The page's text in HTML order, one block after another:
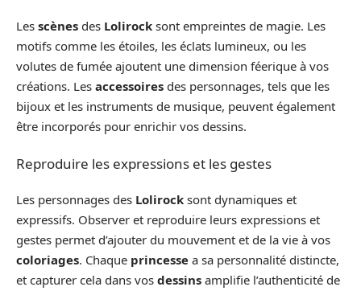
Les scènes des Lolirock sont empreintes de magie. Les
motifs comme les étoiles, les éclats lumineux, ou les
volutes de fumée ajoutent une dimension féerique à vos
créations. Les accessoires des personnages, tels que les
bijoux et les instruments de musique, peuvent également
être incorporés pour enrichir vos dessins.
Reproduire les expressions et les gestes
Les personnages des Lolirock sont dynamiques et
expressifs. Observer et reproduire leurs expressions et
gestes permet d’ajouter du mouvement et de la vie à vos
coloriages. Chaque princesse a sa personnalité distincte,
et capturer cela dans vos dessins amplifie l’authenticité de